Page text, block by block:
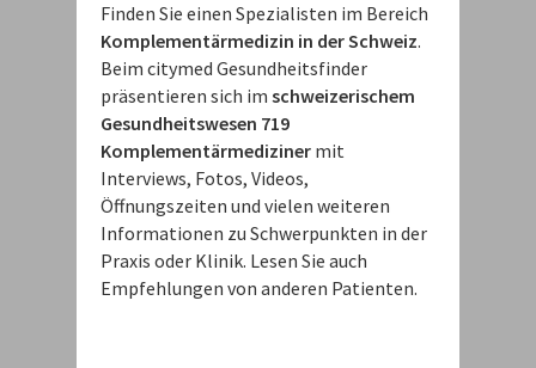
Finden Sie einen Spezialisten im Bereich
Komplementärmedizin in der Schweiz.
Beim citymed Gesundheitsfinder
präsentieren sich im schweizerischem
Gesundheitswesen 719
Komplementärmediziner mit
Interviews, Fotos, Videos,
Öffnungszeiten und vielen weiteren
Informationen zu Schwerpunkten in der
Praxis oder Klinik. Lesen Sie auch
Empfehlungen von anderen Patienten.